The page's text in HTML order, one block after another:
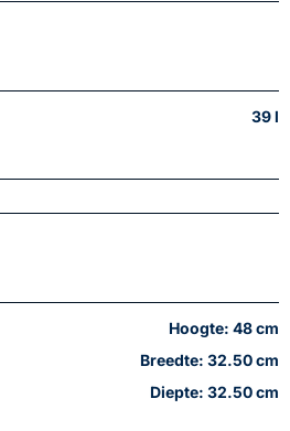
39 l
Hoogte: 48 cm
Breedte: 32.50 cm
Diepte: 32.50 cm